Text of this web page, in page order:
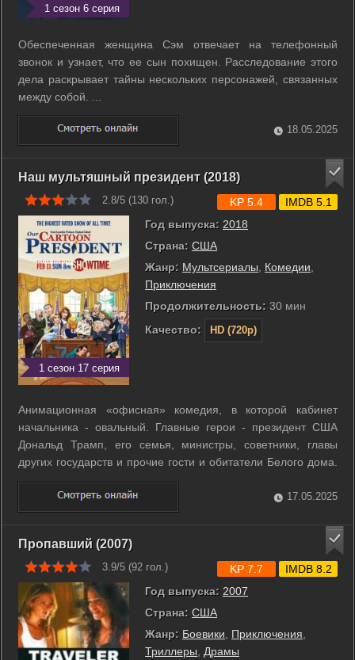
1 сезон 6 серия
Обеспеченная женщина Сэм отвечает на телефонный
звонок и узнает, что ее сын похищен. Расследование этого
дела раскрывает тайны нескольких персонажей, связанных
между собой. ...
18.05.2025
Наш мультяшный президент (2018)
2.8/5 (130 гол.)
1 сезон 17 серия
Год выпуска: 2018
Страна: США
Жанр: Мультсериалы, Комедии,
Приключения
Продолжительность: 30 мин
Качество:
HD (720p)
KP 5.4 IMDB 5.1
Анимационная «офисная» комедия, в которой кабинет
начальника - овальный. Главные герои - президент США
Дональд Трамп, его семья, министры, советники, главы
других государств и прочие гости и обитатели Белого дома.
Каждая серия - это типичный день из жизни самого
скандального и неоднозначного президента в истории
Штатов. ...
17.05.2025
Пропавший (2007)
3.9/5 (92 гол.)
Год выпуска: 2007
Страна: США
Жанр: Боевики Приключения
Триллеры
Драмы
KP 7.7 IMDB 8.2